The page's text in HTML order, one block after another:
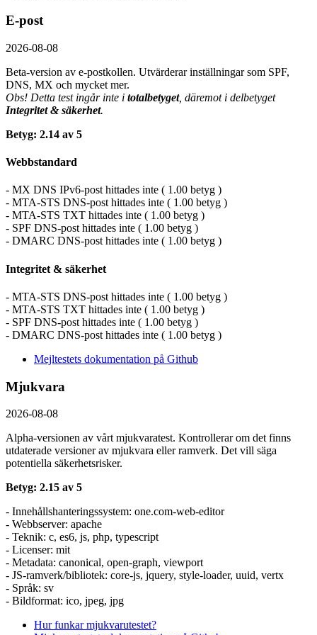
E-post
2026-08-08
Beta-version av e-postkollen. Utvärderar inställningar som SPF,
DNS, MX och mycket mer.
Obs! Detta test ingår inte i totalbetyget, däremot i delbetyget
Integritet & säkerhet.
Betyg: 2.14 av 5
Webbstandard
- MX DNS IPv6-post hittades inte ( 1.00 betyg )
- MTA-STS DNS-post hittades inte ( 1.00 betyg )
- MTA-STS TXT hittades inte ( 1.00 betyg )
- SPF DNS-post hittades inte ( 1.00 betyg )
- DMARC DNS-post hittades inte ( 1.00 betyg )
Integritet & säkerhet
- MTA-STS DNS-post hittades inte ( 1.00 betyg )
- MTA-STS TXT hittades inte ( 1.00 betyg )
- SPF DNS-post hittades inte ( 1.00 betyg )
- DMARC DNS-post hittades inte ( 1.00 betyg )
Mejltestets dokumentation på Github
Mjukvara
2026-08-08
Alpha-versionen av vårt mjukvaratest. Kontrollerar om det finns
utdaterade versioner av mjukvara eller ramverk. Det vill säga
potentiella säkerhetsrisker.
Betyg: 2.15 av 5
- Innehållshanteringssystem: one.com-web-editor
- Webbserver: apache
- Teknik: c, es6, js, php, typescript
- Licenser: mit
- Metadata: canonical, open-graph, viewport
- JS-ramverk/bibliotek: core-js, jquery, style-loader, uuid, vertx
- Språk: sv
- Bildformat: ico, jpeg, jpg
Hur funkar mjukvarutestet?